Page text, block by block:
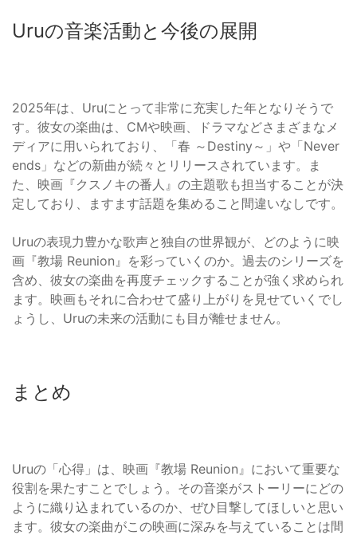
Uruの音楽活動と今後の展開
2025年は、Uruにとって非常に充実した年となりそうで
す。彼女の楽曲は、CMや映画、ドラマなどさまざまなメ
ディアに用いられており、「春 ～Destiny～」や「Never
ends」などの新曲が続々とリリースされています。ま
た、映画『クスノキの番人』の主題歌も担当することが決
定しており、ますます話題を集めること間違いなしです。
Uruの表現力豊かな歌声と独自の世界観が、どのように映
画『教場 Reunion』を彩っていくのか。過去のシリーズを
含め、彼女の楽曲を再度チェックすることが強く求められ
ます。映画もそれに合わせて盛り上がりを見せていくでし
ょうし、Uruの未来の活動にも目が離せません。
まとめ
Uruの「心得」は、映画『教場 Reunion』において重要な
役割を果たすことでしょう。その音楽がストーリーにどの
ように織り込まれているのか、ぜひ目撃してほしいと思い
ます。彼女の楽曲がこの映画に深みを与えていることは間